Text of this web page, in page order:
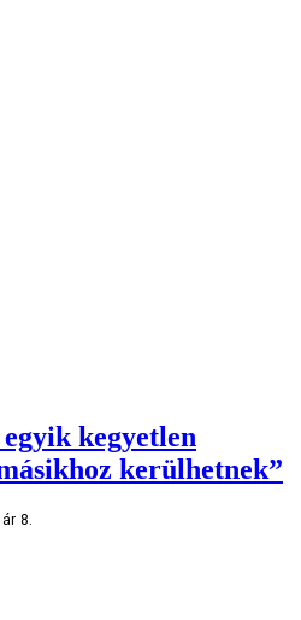
kegyetlen
kerülhetnek”
8.